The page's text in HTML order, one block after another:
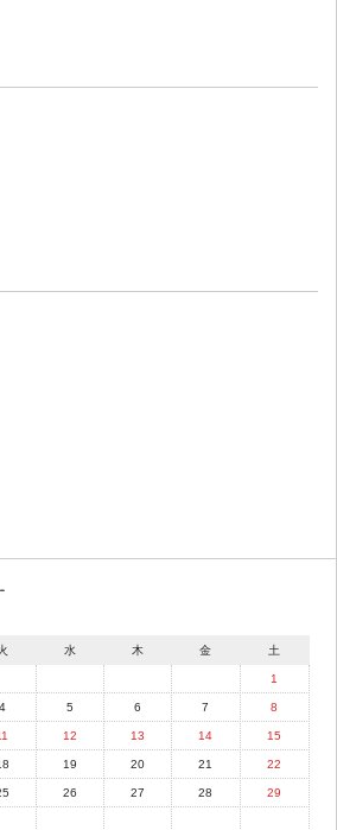
水 木 金 土
1
4 5 6 7 8
12 13 14 15
19 20 21 22
26 27 28 29